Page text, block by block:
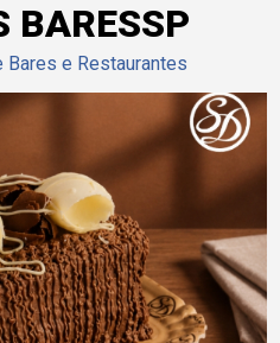
BARESSP
e Restaurantes